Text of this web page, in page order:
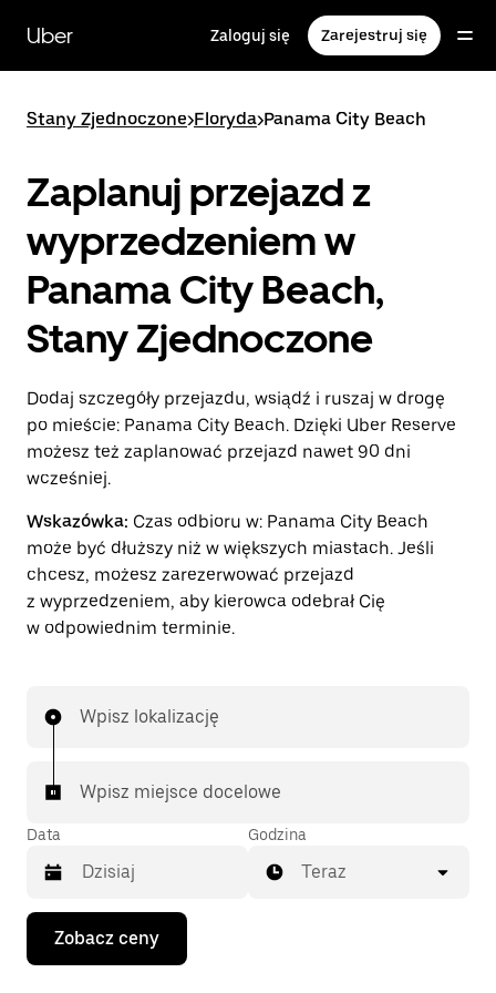
głównej
zawartości
Uber Zaloguj się Zarejestruj się
Stany Zjednoczone>Floryda>Panama City Beach
Zaplanuj przejazd z
wyprzedzeniem w
Panama City Beach,
Stany Zjednoczone
Dodaj szczegóły przejazdu, wsiądź i ruszaj w drogę
po mieście: Panama City Beach. Dzięki Uber Reserve
możesz też zaplanować przejazd nawet 90 dni
wcześniej.
Wskazówka: Czas odbioru w: Panama City Beach
może być dłuższy niż w większych miastach. Jeśli
chcesz, możesz zarezerwować przejazd
z wyprzedzeniem, aby kierowca odebrał Cię
w odpowiednim terminie.
Wpisz lokalizację
Wpisz miejsce docelowe
Data
Naciśnij
klawisz
strzałki
Godzina
Teraz
Zobacz ceny